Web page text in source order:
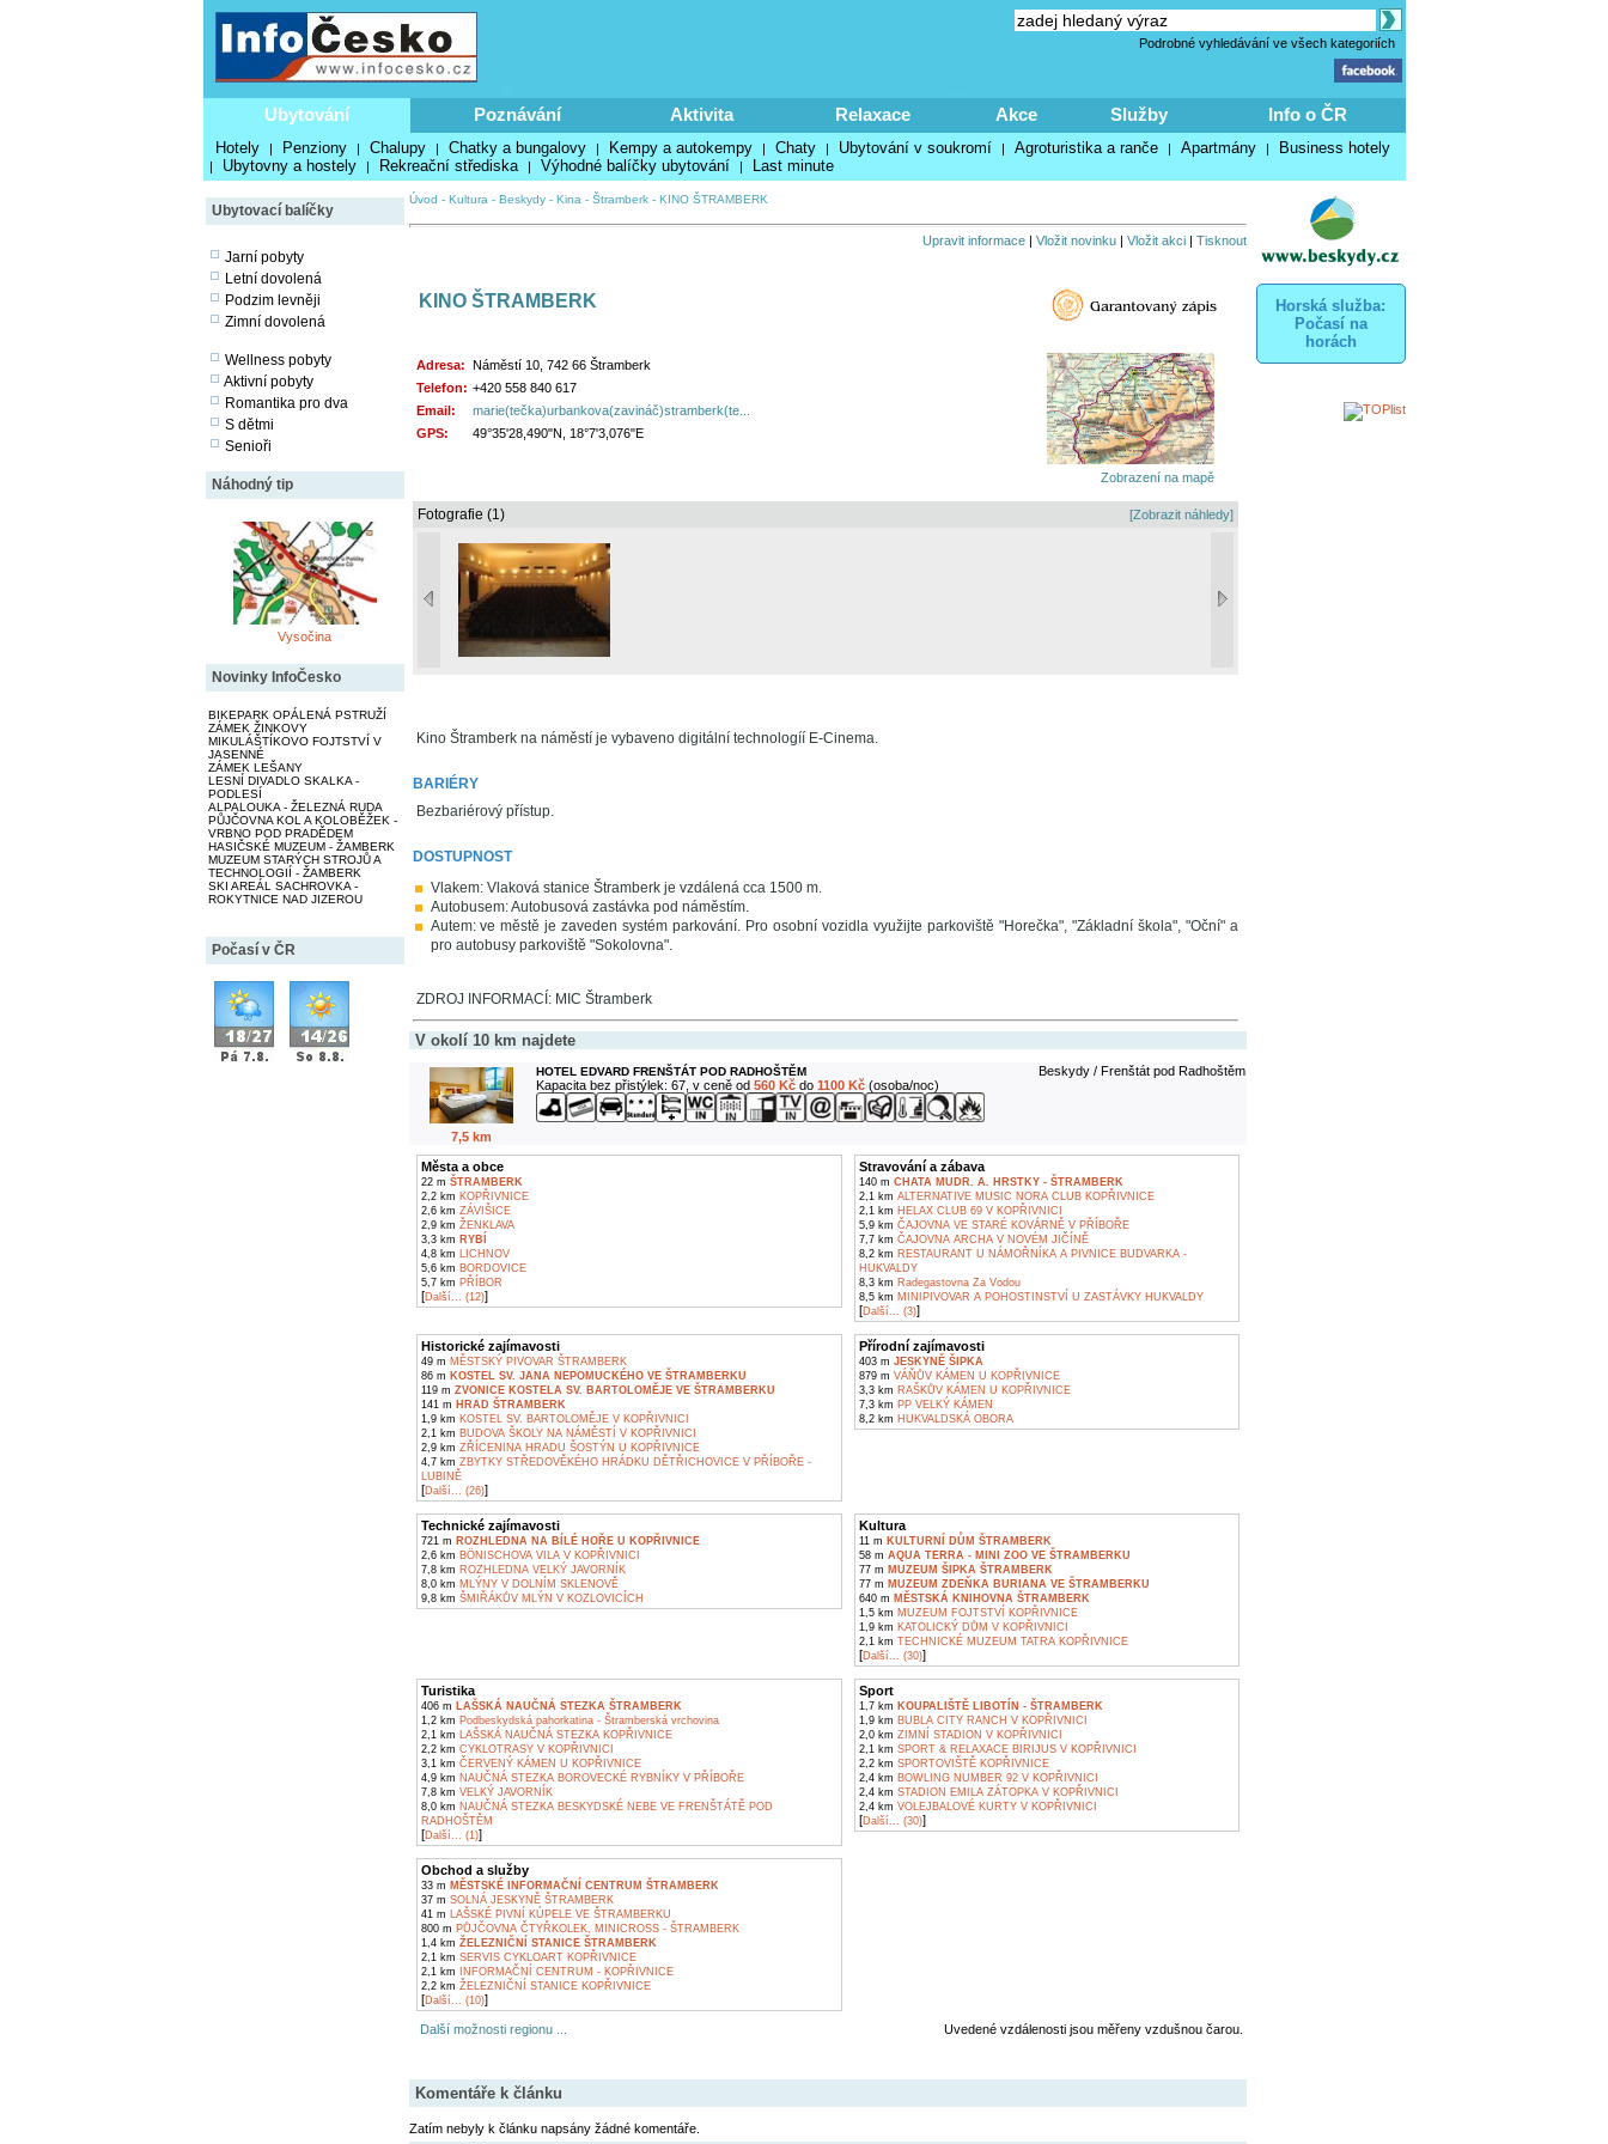
Podrobné vyhledávání ve všech kategoriích
Ubytování Poznávání Aktivita Relaxace Akce Služby Info o ČR
Hotely | Penziony | Chalupy | Chatky a bungalovy | Kempy a autokempy | Chaty | Ubytování v soukromí | Agroturistika a ranče | Apartmány | Business hotely
| Ubytovny a hostely | Rekreační střediska | Výhodné balíčky ubytování | Last minute
Ubytovací balíčky
Jarní pobyty
Letní dovolená
Podzim levněji
Zimní dovolená
Wellness pobyty
Aktivní pobyty
Romantika pro dva
S dětmi
Senioři
Náhodný tip
Vysočina
Novinky InfoČesko
BIKEPARK OPÁLENÁ PSTRUŽÍ
ZÁMEK ŽINKOVY
MIKULÁŠTÍKOVO FOJTSTVÍ V
JASENNÉ
ZÁMEK LEŠANY
LESNÍ DIVADLO SKALKA -
PODLESÍ
ALPALOUKA - ŽELEZNÁ RUDA
PŮJČOVNA KOL A KOLOBĚŽEK -
VRBNO POD PRADĚDEM
HASIČSKÉ MUZEUM - ŽAMBERK
MUZEUM STARÝCH STROJŮ A
TECHNOLOGIÍ - ŽAMBERK
SKI AREÁL SACHROVKA -
ROKYTNICE NAD JIZEROU
Počasí v ČR
Úvod - Kultura - Beskydy- Kina - Štramberk- KINO ŠTRAMBERK
Upravit informace| Vložit novinku| Vložit akci| Tisknout
KINO ŠTRAMBERK
Adresa: Náměstí 10, 742 66 Štramberk
Telefon: +420 558 840 617
Email:
marie(tečka)urbankova(zavináč)stramberk(te...
GPS:
49°35'28,490"N, 18°7'3,076"E
Zobrazení na mapě
Fotografie (1) [Zobrazit náhledy]
Kino Štramberk na náměstí je vybaveno digitální technologíí E-Cinema.
BARIÉRY
Bezbariérový přístup.
DOSTUPNOST
Vlakem: Vlaková stanice Štramberk je vzdálená cca 1500 m.
Autobusem: Autobusová zastávka pod náměstím.
Autem: ve městě je zaveden systém parkování. Pro osobní vozidla využijte parkoviště "Horečka", "Základní škola", "Oční" a
pro autobusy parkoviště "Sokolovna".
ZDROJ INFORMACÍ: MIC Štramberk
V okolí 10 km najdete
7,5 km
HOTEL EDVARD FRENŠTÁT POD RADHOŠTĚM
Beskydy / Frenštát pod Radhoštěm
Kapacita bez přistýlek: 67, v ceně od 560 Kčdo 1100 Kč(osoba/noc)
Města a obce
22 m ŠTRAMBERK
2,2 km KOPŘIVNICE
2,6 km ZÁVIŠICE
2,9 km ŽENKLAVA
3,3 km RYBÍ
4,8 km LICHNOV
5,6 km BORDOVICE
5,7 km PŘÍBOR
[Další... (12)]
Stravování a zábava
140 m CHATA MUDR. A. HRSTKY - ŠTRAMBERK
2,1 km ALTERNATIVE MUSIC NORA CLUB KOPŘIVNICE
2,1 km HELAX CLUB 69 V KOPŘIVNICI
5,9 km ČAJOVNA VE STARÉ KOVÁRNĚ V PŘÍBOŘE
7,7 km ČAJOVNA ARCHA V NOVÉM JIČÍNĚ
8,2 km RESTAURANT U NÁMOŘNÍKA A PIVNICE BUDVARKA -
HUKVALDY
8,3 km Radegastovna Za Vodou
8,5 km MINIPIVOVAR A POHOSTINSTVÍ U ZASTÁVKY HUKVALDY
[Další... (3)]
Historické zajímavosti
49 m MĚSTSKÝ PIVOVAR ŠTRAMBERK
86 m KOSTEL SV. JANA NEPOMUCKÉHO VE ŠTRAMBERKU
119 m ZVONICE KOSTELA SV. BARTOLOMĚJE VE ŠTRAMBERKU
141 m HRAD ŠTRAMBERK
1,9 km KOSTEL SV. BARTOLOMĚJE V KOPŘIVNICI
2,1 km BUDOVA ŠKOLY NA NÁMĚSTÍ V KOPŘIVNICI
2,9 km ZŘÍCENINA HRADU ŠOSTÝN U KOPŘIVNICE
4,7 km ZBYTKY STŘEDOVĚKÉHO HRÁDKU DĚTŘICHOVICE V PŘÍBOŘE -
LUBINĚ
[Další... (26)]
Přírodní zajímavosti
403 m JESKYNĚ ŠIPKA
879 m VÁŇŮV KÁMEN U KOPŘIVNICE
3,3 km RAŠKŮV KÁMEN U KOPŘIVNICE
7,3 km PP VELKÝ KÁMEN
8,2 km HUKVALDSKÁ OBORA
Technické zajímavosti
721 m ROZHLEDNA NA BÍLÉ HOŘE U KOPŘIVNICE
2,6 km BÖNISCHOVA VILA V KOPŘIVNICI
7,8 km ROZHLEDNA VELKÝ JAVORNÍK
8,0 km MLÝNY V DOLNÍM SKLENOVĚ
9,8 km ŠMIŘÁKŮV MLÝN V KOZLOVICÍCH
Kultura
11 m KULTURNÍ DŮM ŠTRAMBERK
58 m AQUA TERRA - MINI ZOO VE ŠTRAMBERKU
77 m MUZEUM ŠIPKA ŠTRAMBERK
77 m MUZEUM ZDEŇKA BURIANA VE ŠTRAMBERKU
640 m MĚSTSKÁ KNIHOVNA ŠTRAMBERK
1,5 km MUZEUM FOJTSTVÍ KOPŘIVNICE
1,9 km KATOLICKÝ DŮM V KOPŘIVNICI
2,1 km TECHNICKÉ MUZEUM TATRA KOPŘIVNICE
[Další... (30)]
Turistika
406 m LAŠSKÁ NAUČNÁ STEZKA ŠTRAMBERK
1,2 km Podbeskydská pahorkatina - Štramberská vrchovina
2,1 km LAŠSKÁ NAUČNÁ STEZKA KOPŘIVNICE
2,2 km CYKLOTRASY V KOPŘIVNICI
3,1 km ČERVENÝ KÁMEN U KOPŘIVNICE
4,9 km NAUČNÁ STEZKA BOROVECKÉ RYBNÍKY V PŘÍBOŘE
7,8 km VELKÝ JAVORNÍK
8,0 km NAUČNÁ STEZKA BESKYDSKÉ NEBE VE FRENŠTÁTĚ POD
RADHOŠTĚM
[Další... (1)]
Sport
1,7 km KOUPALIŠTĚ LIBOTÍN - ŠTRAMBERK
1,9 km BUBLA CITY RANCH V KOPŘIVNICI
2,0 km ZIMNÍ STADION V KOPŘIVNICI
2,1 km SPORT & RELAXACE BIRIJUS V KOPŘIVNICI
2,2 km SPORTOVIŠTĚ KOPŘIVNICE
2,4 km BOWLING NUMBER 92 V KOPŘIVNICI
2,4 km STADION EMILA ZÁTOPKA V KOPŘIVNICI
2,4 km VOLEJBALOVÉ KURTY V KOPŘIVNICI
[Další... (30)]
Obchod a služby
33 m MĚSTSKÉ INFORMAČNÍ CENTRUM ŠTRAMBERK
37 m SOLNÁ JESKYNĚ ŠTRAMBERK
41 m LAŠSKÉ PIVNÍ KÚPELE VE ŠTRAMBERKU
800 m PŮJČOVNA ČTYŘKOLEK, MINICROSS - ŠTRAMBERK
1,4 km ŽELEZNIČNÍ STANICE ŠTRAMBERK
2,1 km SERVIS CYKLOART KOPŘIVNICE
2,1 km INFORMAČNÍ CENTRUM - KOPŘIVNICE
2,2 km ŽELEZNIČNÍ STANICE KOPŘIVNICE
[Další... (10)]
Další možnosti regionu ... Uvedené vzdálenosti jsou měřeny vzdušnou čarou.
Komentáře k článku
Zatím nebyly k článku napsány žádné komentáře.
Horská služba:
Počasí na
horách